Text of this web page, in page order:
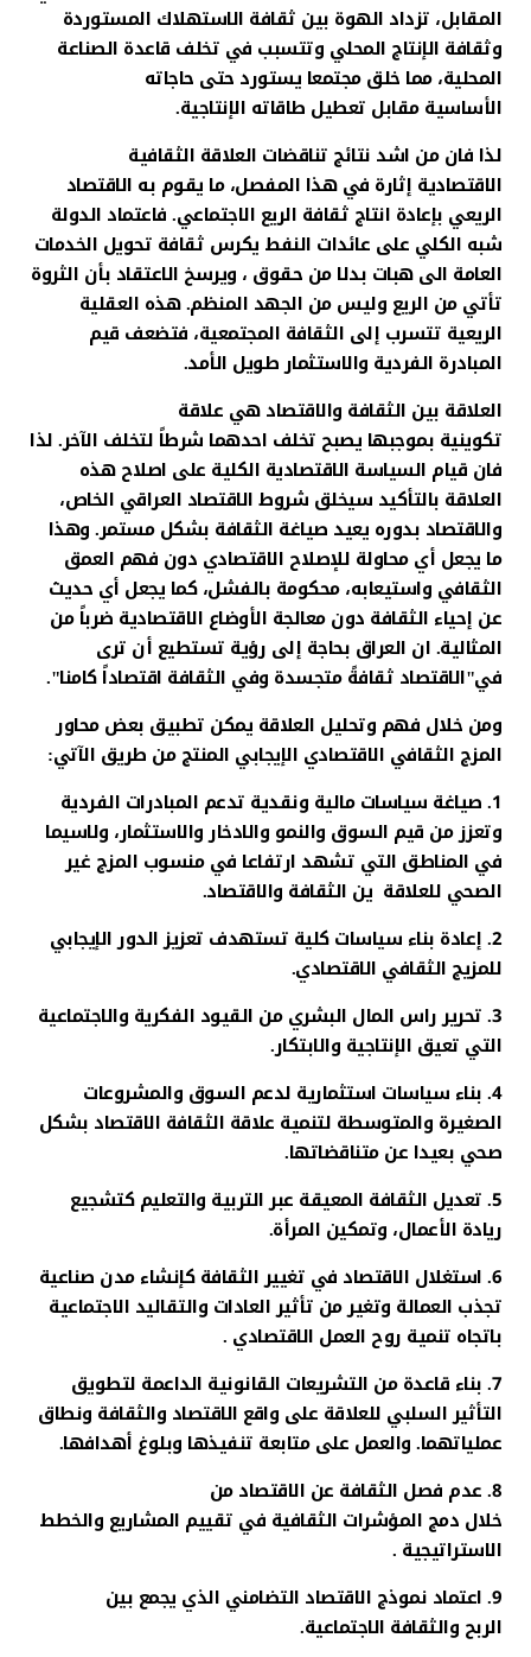
المقابل، تزداد الهوة بين ثقافة الاستهلاك المستوردة
وثقافة الإنتاج المحلي وتتسبب في تخلف قاعدة الصناعة
المحلية، مما خلق مجتمعا يستورد حتى حاجاته
الأساسية مقابل تعطيل طاقاته الإنتاجية.
لذا فان من اشد نتائج تناقضات العلاقة الثقافية
الاقتصادية إثارة في هذا المفصل، ما يقوم به الاقتصاد
الريعي بإعادة انتاج ثقافة الريع الاجتماعي. فاعتماد الدولة
شبه الكلي على عائدات النفط يكرس ثقافة تحويل الخدمات
العامة الى هبات بدلا من حقوق ، ويرسخ الاعتقاد بأن الثروة
تأتي من الريع وليس من الجهد المنظم. هذه العقلية
الريعية تتسرب إلى الثقافة المجتمعية، فتضعف قيم
المبادرة الفردية والاستثمار طويل الأمد.
العلاقة بين الثقافة والاقتصاد هي علاقة
تكوينية بموجبها يصبح تخلف احدهما شرطاً لتخلف الآخر. لذا
فان قيام السياسة الاقتصادية الكلية على اصلاح هذه
العلاقة بالتأكيد سيخلق شروط الاقتصاد العراقي الخاص،
والاقتصاد بدوره يعيد صياغة الثقافة بشكل مستمر. وهذا
ما يجعل أي محاولة للإصلاح الاقتصادي دون فهم العمق
الثقافي واستيعابه، محكومة بالفشل، كما يجعل أي حديث
عن إحياء الثقافة دون معالجة الأوضاع الاقتصادية ضرباً من
المثالية. ان العراق بحاجة إلى رؤية تستطيع أن ترى
في"الاقتصاد ثقافةً متجسدة وفي الثقافة اقتصاداً كامنا".
ومن خلال فهم وتحليل العلاقة يمكن تطبيق بعض محاور
المزج الثقافي الاقتصادي الإيجابي المنتج من طريق الآتي:
1. صياغة سياسات مالية ونقدية تدعم المبادرات الفردية
وتعزز من قيم السوق والنمو والادخار والاستثمار، ولاسيما
في المناطق التي تشهد ارتفاعا في منسوب المزج غير
الصحي للعلاقة ين الثقافة والاقتصاد.
2. إعادة بناء سياسات كلية تستهدف تعزيز الدور الإيجابي
للمزيج الثقافي الاقتصادي.
3. تحرير راس المال البشري من القيود الفكرية والاجتماعية
التي تعيق الإنتاجية والابتكار.
4. بناء سياسات استثمارية لدعم السوق والمشروعات
الصغيرة والمتوسطة لتنمية علاقة الثقافة الاقتصاد بشكل
صحي بعيدا عن متناقضاتها.
5. تعديل الثقافة المعيقة عبر التربية والتعليم كتشجيع
ريادة الأعمال، وتمكين المرأة.
6. استغلال الاقتصاد في تغيير الثقافة كإنشاء مدن صناعية
تجذب العمالة وتغير من تأثير العادات والتقاليد الاجتماعية
باتجاه تنمية روح العمل الاقتصادي .
7. بناء قاعدة من التشريعات القانونية الداعمة لتطويق
التأثير السلبي للعلاقة على واقع الاقتصاد والثقافة ونطاق
عملياتهما. والعمل على متابعة تنفيذها وبلوغ أهدافها.
8. عدم فصل الثقافة عن الاقتصاد من
خلال دمج المؤشرات الثقافية في تقييم المشاريع والخطط
الاستراتيجية .
9. اعتماد نموذج الاقتصاد التضامني الذي يجمع بين
الربح والثقافة الاجتماعية.